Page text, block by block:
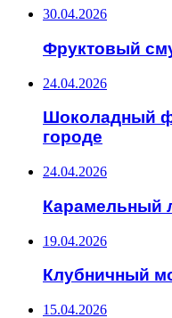
30.04.2026
Фруктовый
24.04.2026
Шоколадный
городе
24.04.2026
Карамельный
19.04.2026
Клубничный
15.04.2026